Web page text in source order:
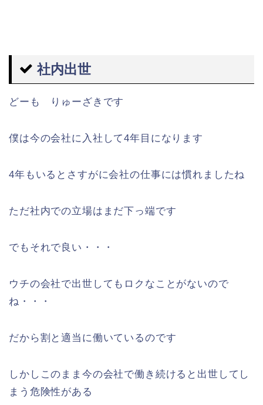
社内出世
どーも りゅーざきです
僕は今の会社に入社して4年目になります
4年もいるとさすがに会社の仕事には慣れましたね
ただ社内での立場はまだ下っ端です
でもそれで良い・・・
ウチの会社で出世してもロクなことがないので
ね・・・
だから割と適当に働いているのです
しかしこのまま今の会社で働き続けると出世してし
まう危険性がある